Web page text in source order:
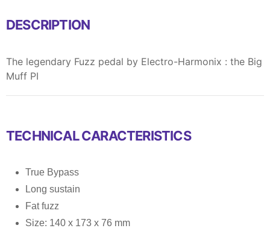
DESCRIPTION
The legendary Fuzz pedal by Electro-Harmonix : the Big
Muff PI
TECHNICAL CARACTERISTICS
True Bypass
Long sustain
Fat fuzz
Size: 140 x 173 x 76 mm